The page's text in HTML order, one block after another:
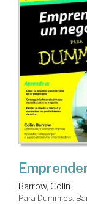
Barrow, Colin
Para Dummies.